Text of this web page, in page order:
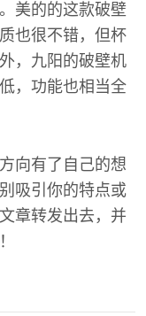
美的的这款破壁
也很不错，但杯
，九阳的破壁机
，功能也相当全
向有了自己的想
吸引你的特点或
章转发出去，并